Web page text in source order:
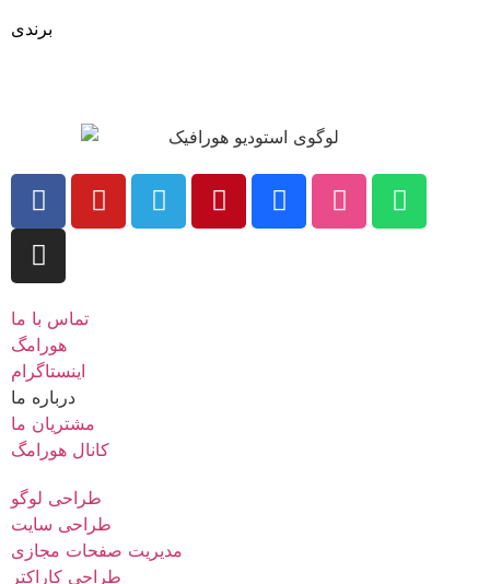
برندی
تماس با ما
هورامگ
اینستاگرام
درباره ما
مشتریان ما
کانال هورامگ
طراحی لوگو
طراحی سایت
مدیریت صفحات مجازی
طراحی کاراکتر